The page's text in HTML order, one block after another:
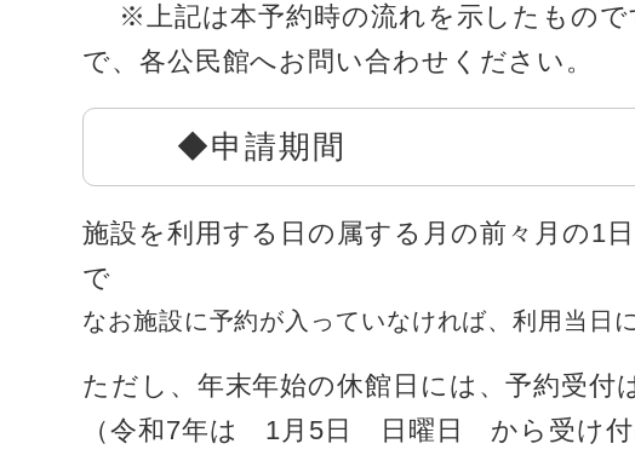
※上記は本予約時の流れを示したもので
で、各公民館へお問い合わせください。
◆申請期間
施設を利用する日の属する月の前々月の1
で
なお施設に予約が入っていなければ、利用当日
ただし、年末年始の休館日には、予約受付
（令和7年は 1月5日 日曜日 から受け付